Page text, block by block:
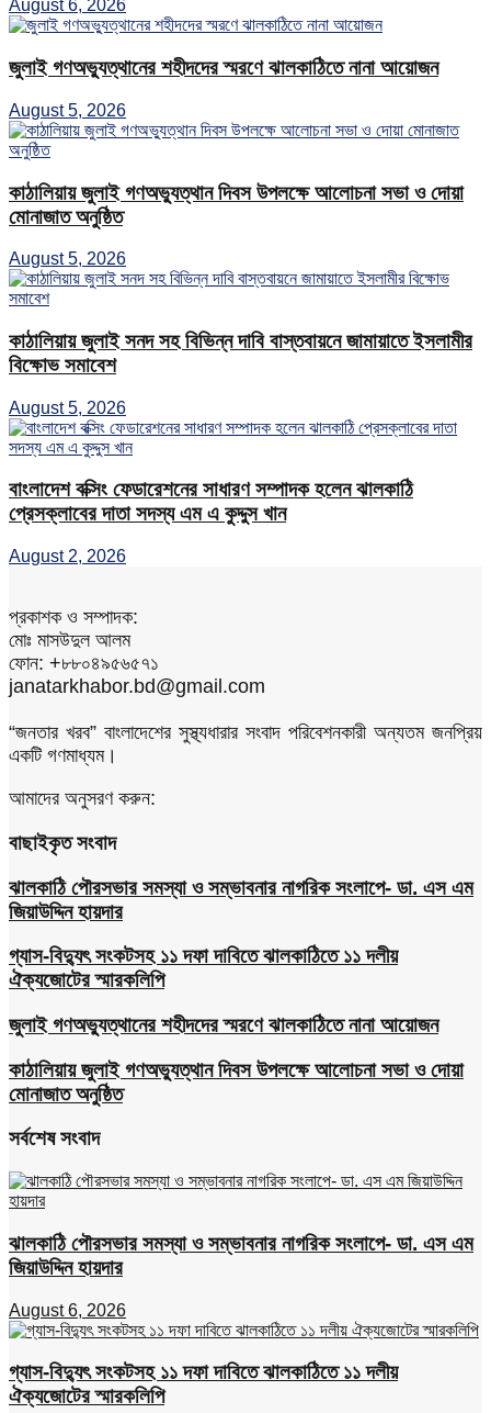
August 6, 2026
জুলাই গণঅভ্যুত্থানের শহীদদের স্মরণে ঝালকাঠিতে নানা আয়োজন
August 5, 2026
কাঠালিয়ায় জুলাই গণঅভ্যুত্থান দিবস উপলক্ষে আলোচনা সভা ও দোয়া
মোনাজাত অনুষ্ঠিত
August 5, 2026
কাঠালিয়ায় জুলাই সনদ সহ বিভিন্ন দাবি বাস্তবায়নে জামায়াতে ইসলামীর
বিক্ষোভ সমাবেশ
August 5, 2026
বাংলাদেশ বক্সিং ফেডারেশনের সাধারণ সম্পাদক হলেন ঝালকাঠি
প্রেসক্লাবের দাতা সদস্য এম এ কুদ্দুস খান
August 2, 2026
প্রকাশক ও সম্পাদক:
মোঃ মাসউদুল আলম
ফোন: +৮৮০৪৯৫৬৫৭১
janatarkhabor.bd@gmail.com
“জনতার খরব” বাংলাদেশের সুস্থ্যধারার সংবাদ পরিবেশনকারী অন্যতম জনপ্রিয়
একটি গণমাধ্যম।
আমাদের অনুসরণ করুন:
বাছাইকৃত সংবাদ
ঝালকাঠি পৌরসভার সমস্যা ও সম্ভাবনার নাগরিক সংলাপে- ডা. এস এম
জিয়াউদ্দিন হায়দার
গ্যাস-বিদ্যুৎ সংকটসহ ১১ দফা দাবিতে ঝালকাঠিতে ১১ দলীয়
ঐক্যজোটের স্মারকলিপি
জুলাই গণঅভ্যুত্থানের শহীদদের স্মরণে ঝালকাঠিতে নানা আয়োজন
কাঠালিয়ায় জুলাই গণঅভ্যুত্থান দিবস উপলক্ষে আলোচনা সভা ও দোয়া
মোনাজাত অনুষ্ঠিত
সর্বশেষ সংবাদ
ঝালকাঠি পৌরসভার সমস্যা ও সম্ভাবনার নাগরিক সংলাপে- ডা. এস এম
জিয়াউদ্দিন হায়দার
August 6, 2026
গ্যাস-বিদ্যুৎ সংকটসহ ১১ দফা দাবিতে ঝালকাঠিতে ১১ দলীয়
ঐক্যজোটের স্মারকলিপি